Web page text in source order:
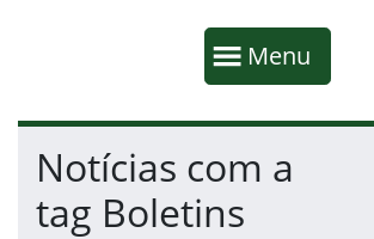
Mostrar
Menu
Fim da navegação
Início do conteúdo
Notícias com a
tag Boletins